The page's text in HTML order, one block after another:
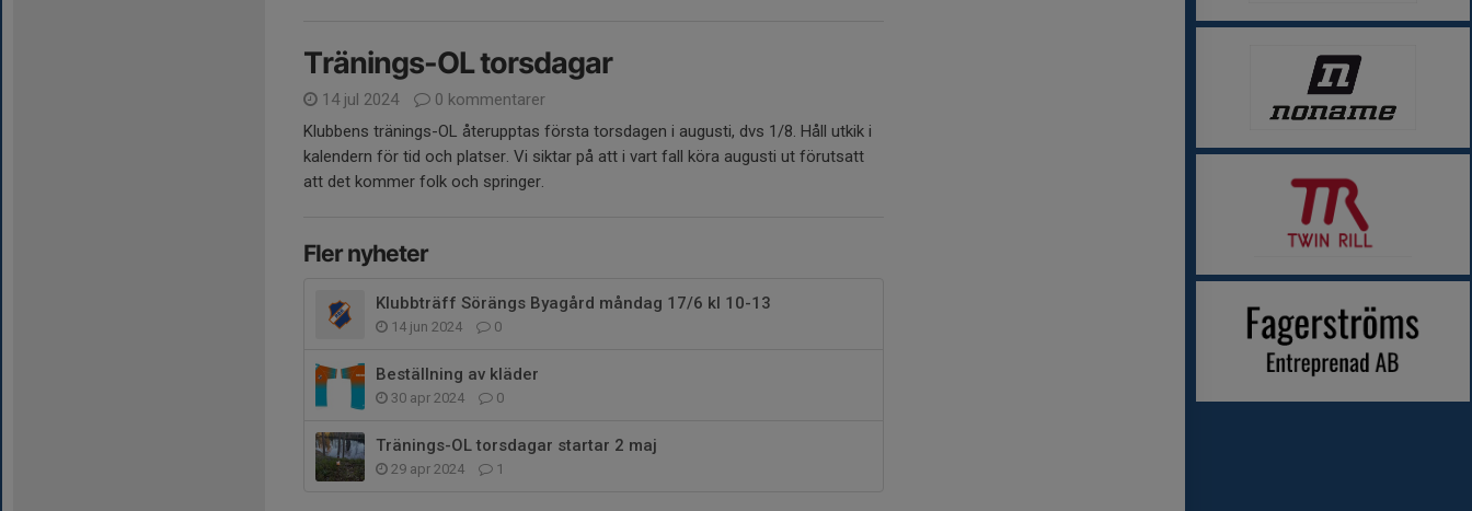
Tränings-OL torsdagar
14 jul 2024
0 kommentarer
Klubbens tränings-OL återupptas första torsdagen i augusti, dvs 1/8. Håll utkik i
kalendern för tid och platser. Vi siktar på att i vart fall köra augusti ut förutsatt
att det kommer folk och springer.
Fler nyheter
Klubbträff Sörängs Byagård måndag 17/6 kl 10-13
14 jun 2024 0
Beställning av kläder
30 apr 2024 0
Tränings-OL torsdagar startar 2 maj
29 apr 2024 1